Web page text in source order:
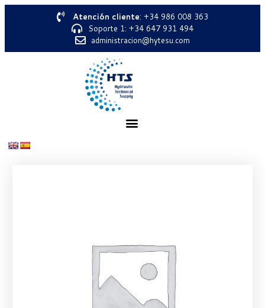
Atención cliente: +34 986 008 363
Soporte 1: +34 647 931 494
administracion@hytesu.com